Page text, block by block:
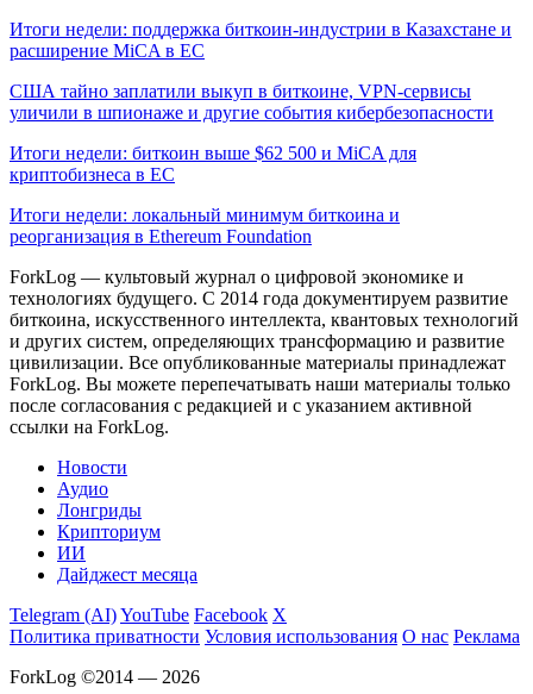
Итоги недели: поддержка биткоин-индустрии в Казахстане и
расширение MiCA в ЕС
США тайно заплатили выкуп в биткоине, VPN-сервисы
уличили в шпионаже и другие события кибербезопасности
Итоги недели: биткоин выше $62 500 и MiCA для
криптобизнеса в ЕС
Итоги недели: локальный минимум биткоина и
реорганизация в Ethereum Foundation
ForkLog — культовый журнал о цифровой экономике и
технологиях будущего. С 2014 года документируем развитие
биткоина, искусственного интеллекта, квантовых технологий
и других систем, определяющих трансформацию и развитие
цивилизации. Все опубликованные материалы принадлежат
ForkLog. Вы можете перепечатывать наши материалы только
после согласования с редакцией и с указанием активной
ссылки на ForkLog.
Новости
Аудио
Лонгриды
Крипториум
ИИ
Дайджест месяца
Telegram (AI)YouTube Facebook X
Политика приватности Условия использования О нас Реклама
ForkLog ©2014 — 2026